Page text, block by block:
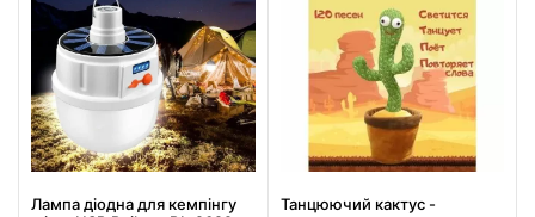
Лампа діодна для кемпінгу
Танцюючий кактус -